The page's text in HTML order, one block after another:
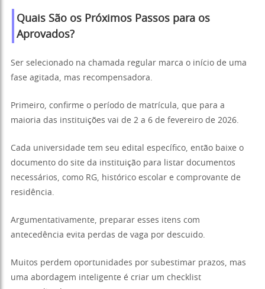
Quais São os Próximos Passos para os
Aprovados?
Ser selecionado na chamada regular marca o início de uma
fase agitada, mas recompensadora.
Primeiro, confirme o período de matrícula, que para a
maioria das instituições vai de 2 a 6 de fevereiro de 2026.
Cada universidade tem seu edital específico, então baixe o
documento do site da instituição para listar documentos
necessários, como RG, histórico escolar e comprovante de
residência.
Argumentativamente, preparar esses itens com
antecedência evita perdas de vaga por descuido.
Muitos perdem oportunidades por subestimar prazos, mas
uma abordagem inteligente é criar um checklist